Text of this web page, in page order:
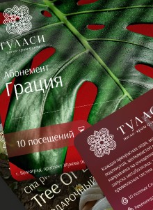
Услуги
Продукция
О сертификатах
+7 961 075-05-88
ИП Корчагина М.П.